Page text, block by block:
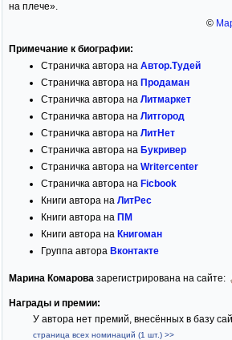
на плече».
©
Примечание к биографии:
Страничка автора на Автор.Тудей
Страничка автора на Продаман
Страничка автора на Литмаркет
Страничка автора на Литгород
Страничка автора на ЛитНет
Страничка автора на Букривер
Страничка автора на Writercenter
Страничка автора на Ficbook
Книги автора на ЛитРес
Книги автора на ПМ
Книги автора на Книгоман
Группа автора Вконтакте
Марина Комарова зарегистрирована на сайте:
Награды и премии:
У автора нет премий, внесённых в базу
страница всех номинаций (1 шт.) >>